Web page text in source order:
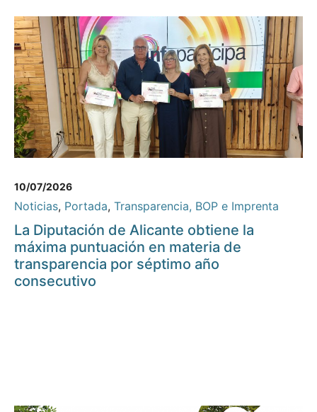
10/07/2026
Noticias, Portada, Transparencia, BOP e Imprenta
La Diputación de Alicante obtiene la
máxima puntuación en materia de
transparencia por séptimo año
consecutivo